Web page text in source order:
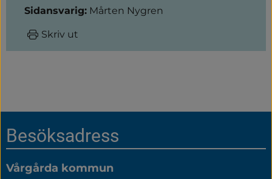
Sidansvarig: Mårten Nygren
Skriv ut
Sidfot
Besöksadress
Vårgårda kommun